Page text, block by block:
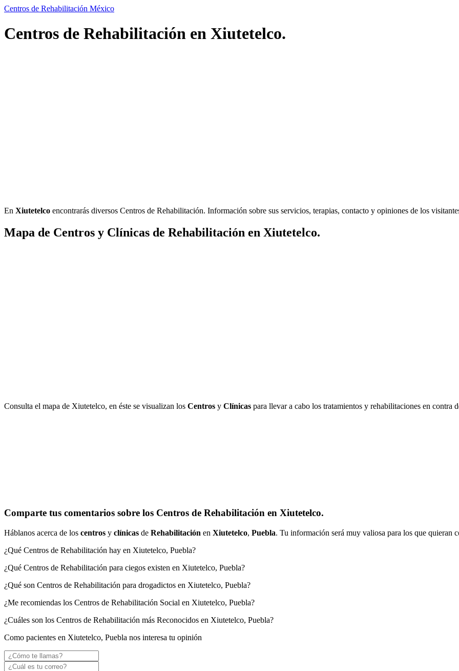
Centros de Rehabilitación México
Centros de Rehabilitación en Xiutetelco.
En Xiutetelco encontrarás diversos Centros de Rehabilitación. Información sobre sus servicios, terapias, contacto y opiniones de los
Mapa de Centros y Clínicas de Rehabilitación en Xiutetelco.
Consulta el mapa de Xiutetelco, en éste se visualizan los Centros y Clínicas para llevar a cabo los tratamientos y rehabilitaciones en contra
Comparte tus comentarios sobre los Centros de Rehabilitación en Xiutetelco.
Háblanos acerca de los centros y clínicas de Rehabilitación en Xiutetelco, Puebla. Tu información será muy valiosa para los que quieran
¿Qué Centros de Rehabilitación hay en Xiutetelco, Puebla?
¿Qué Centros de Rehabilitación para ciegos existen en Xiutetelco, Puebla?
¿Qué son Centros de Rehabilitación para drogadictos en Xiutetelco, Puebla?
¿Me recomiendas los Centros de Rehabilitación Social en Xiutetelco, Puebla?
¿Cuáles son los Centros de Rehabilitación más Reconocidos en Xiutetelco, Puebla?
Como pacientes en Xiutetelco, Puebla nos interesa tu opinión